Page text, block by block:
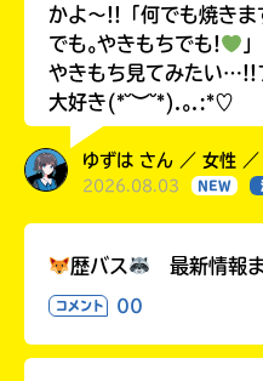
かよ〜!!「何でも焼きま
でも｡やきもちでも!
やきもち見てみたい…!!
大好き(*˘︶˘*).｡.:*♡
ゆずは さん ／ 女性
2026.08.03 NEW
歴バス 最新情報
コメント 00